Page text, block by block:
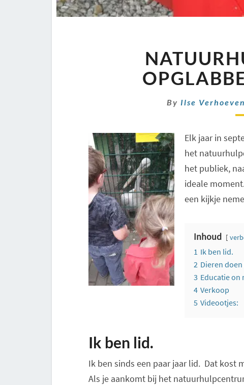
By Ilse Verhoeven
Elk jaar in
het
het publiek,
ideale
een kijkje
Inhoud
1 Ik ben lid.
2 Dieren
3 Educatie on
4 Verkoop
5 Videootjes:
Ik ben lid.
Ik ben sinds een paar jaar lid. Dat kost
Als je aankomt bij het